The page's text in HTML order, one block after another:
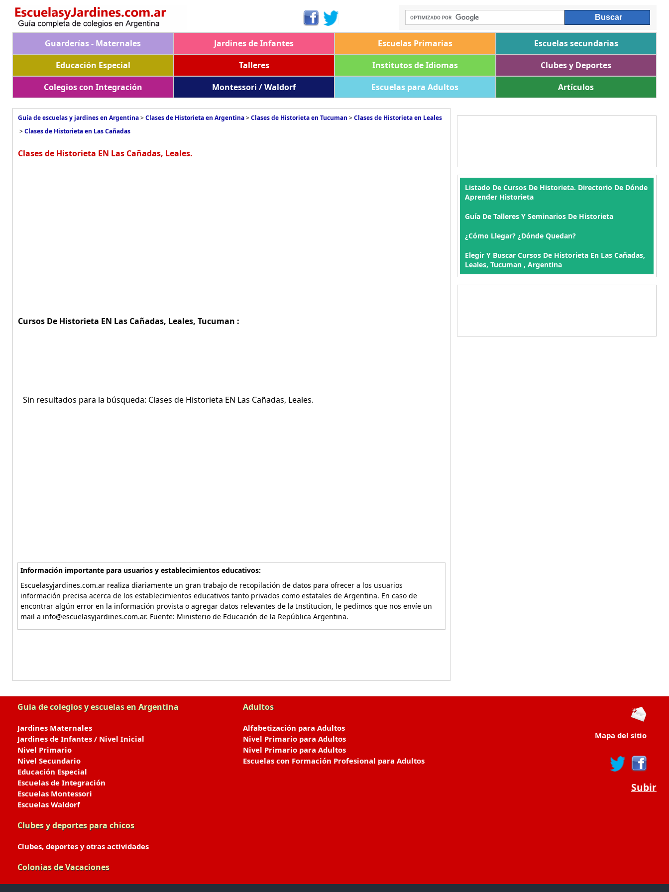
Guarderías - Maternales Jardines de Infantes Escuelas Primarias
Escuelas secundarias
Educación Especial
Talleres Institutos de Idiomas
Clubes y Deportes
Colegios con Integración
Montessori / Waldorf Escuelas para Adultos Artículos
Guía de escuelas y jardines en Argentina>Clases de Historieta en Argentina>Clases de Historieta en Tucuman >Clases de Historieta en Leales
>Clases de Historieta en Las Cañadas
Clases de Historieta EN Las Cañadas, Leales.
Cursos De Historieta EN Las Cañadas, Leales, Tucuman :
Sin resultados para la búsqueda: Clases de Historieta EN Las Cañadas, Leales.
Información importante para usuarios y establecimientos educativos:
Escuelasyjardines.com.ar realiza diariamente un gran trabajo de recopilación de datos para ofrecer a los usuarios
información precisa acerca de los establecimientos educativos tanto privados como estatales de Argentina. En caso de
encontrar algún error en la información provista o agregar datos relevantes de la Institucion, le pedimos que nos envíe un
mail a info@escuelasyjardines.com.ar. Fuente: Ministerio de Educación de la República Argentina.
Listado De Cursos De Historieta. Directorio De Dónde
Aprender Historieta
Guía De Talleres Y Seminarios De Historieta
¿Cómo Llegar? ¿Dónde Quedan?
Elegir Y Buscar Cursos De Historieta En Las Cañadas,
Leales, Tucuman , Argentina
Guia de colegios y escuelas en Argentina
Jardines Maternales
Jardines de Infantes / Nivel Inicial
Nivel Primario
Nivel Secundario
Educación Especial
Escuelas de Integración
Escuelas Montessori
Escuelas Waldorf
Clubes y deportes para chicos
Clubes, deportes y otras actividades
Colonias de Vacaciones
Adultos
Alfabetización para Adultos
Nivel Primario para Adultos
Nivel Primario para Adultos
Escuelas con Formación Profesional para Adultos
Mapa del sitio
Subir